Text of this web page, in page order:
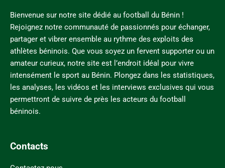
Bienvenue sur notre site dédié au football du Bénin !
Rejoignez notre communauté de passionnés pour échanger,
partager et vibrer ensemble au rythme des exploits des
athlètes béninois. Que vous soyez un fervent supporter ou un
amateur curieux, notre site est l’endroit idéal pour vivre
intensément le sport au Bénin. Plongez dans les statistiques,
les analyses, les vidéos et les interviews exclusives qui vous
permettront de suivre de près les acteurs du football
béninois.
Contacts